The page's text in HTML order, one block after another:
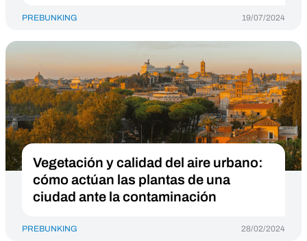
PREBUNKING 19/07/2024
Vegetación y calidad del aire urbano:
cómo actúan las plantas de una
ciudad ante la contaminación
PREBUNKING 28/02/2024